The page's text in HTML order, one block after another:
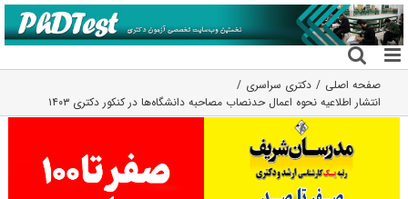
رفتن
به
محتوا
صفحه اصلی
دکتری سراسری
انتشار اطلاعیه نحوه اعمال حدنصاب مصاحبه دانشگاه‌ها در کنکور دکتری ۱۴۰۳